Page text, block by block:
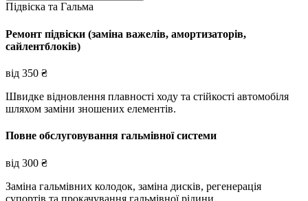
Підвіска та Гальма
Ремонт підвіски (заміна важелів, амортизаторів,
сайлентблоків)
від 350 ₴
Швидке відновлення плавності ходу та стійкості автомобіля
шляхом заміни зношених елементів.
Повне обслуговування гальмівної системи
від 300 ₴
Заміна гальмівних колодок, заміна дисків, регенерація
супортів та прокачування гальмівної рідини.